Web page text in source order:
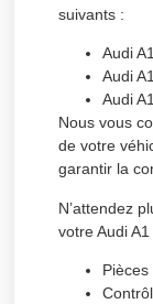
suivants :
Audi
Audi
Audi
Nous vous
de votre
garantir la
N’attendez
votre Audi A1
Pièces